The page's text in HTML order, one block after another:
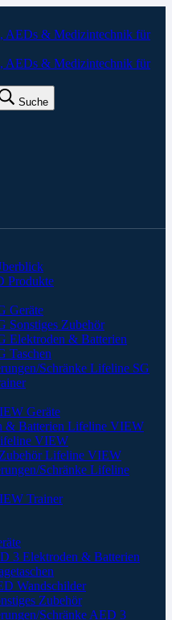
Suche
Produkte
Geräte
Sonstiges Zubehör
Elektroden & Batterien
Taschen
Schränke Lifeline SG
Geräte
& Batterien Lifeline VIEW
VIEW
Lifeline VIEW
Schränke Lifeline
Trainer
3 Elektroden & Batterien
Wandschilder
Zubehör
Schränke AED 3